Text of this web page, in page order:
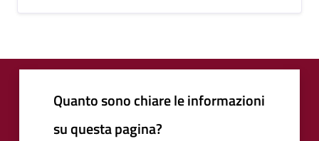
Quanto sono chiare le informazioni
su questa pagina?